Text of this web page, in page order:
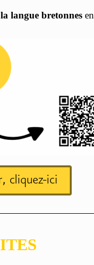
langue bretonnesen
cliquez-ici